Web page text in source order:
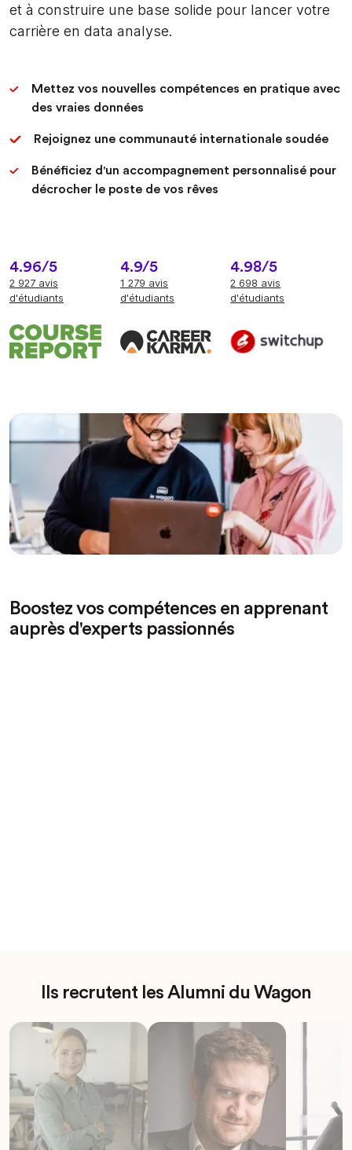
et à construire une base solide pour lancer votre
carrière en data analyse.
Mettez vos nouvelles compétences en pratique avec
des vraies données
Rejoignez une communauté internationale soudée
Bénéficiez d'un accompagnement personnalisé pour
décrocher le poste de vos rêves
4.96/5
2 927 avis
d'étudiants
4.9/5
1 279 avis
d'étudiants
4.98/5
2 698 avis
d'étudiants
Boostez vos compétences en apprenant
auprès d'experts passionnés
Ils recrutent les Alumni du Wagon